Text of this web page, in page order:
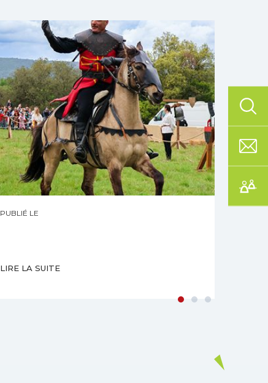
PUBLIÉ LE
LIRE LA SUITE